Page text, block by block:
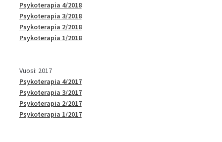
Psykoterapia 4/2018
Psykoterapia 3/2018
Psykoterapia 2/2018
Psykoterapia 1/2018
Vuosi: 2017
Psykoterapia 4/2017
Psykoterapia 3/2017
Psykoterapia 2/2017
Psykoterapia 1/2017